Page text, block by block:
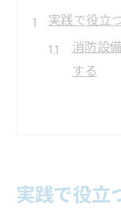
実践で役立
消防設
する
消防
消防設
実践で役立